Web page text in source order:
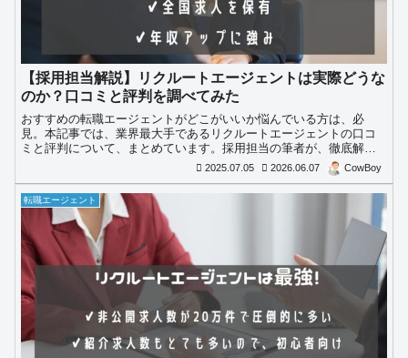
【採用担当解説】リクルートエージェントは実際どうな
のか？口コミと評判を調べてみた
おすすめの転職エージェントがどこがいいか悩んでいる方は、必
見。本記事では、業界最大手であるリクルートエージェントの口コ
ミと評判について、まとめています。採用担当の筆者が、徹底解説
2025.07.05 2026.06.07 CowBoy
転職エージェント